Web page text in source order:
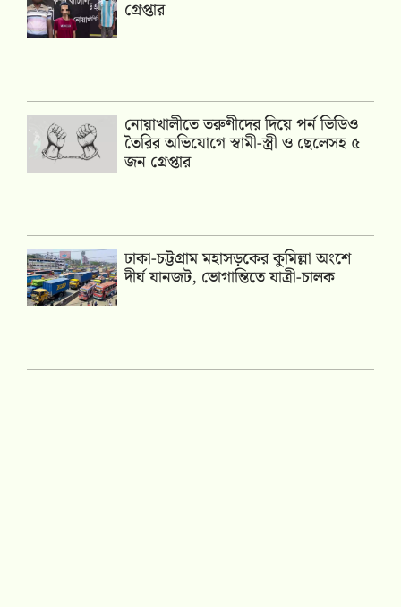
গ্রেপ্তার
নোয়াখালীতে তরুণীদের দিয়ে পর্ন ভিডিও
তৈরির অভিযোগে স্বামী-স্ত্রী ও ছেলেসহ ৫
জন গ্রেপ্তার
ঢাকা-চট্টগ্রাম মহাসড়কের কুমিল্লা অংশে
দীর্ঘ যানজট, ভোগান্তিতে যাত্রী-চালক